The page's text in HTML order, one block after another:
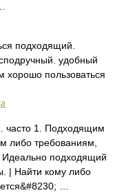
подходящий.
удобный
хорошо пользоваться
часто 1. Подходящим
либо требованиям,
Идеально подходящий
| Найти кому либо
…